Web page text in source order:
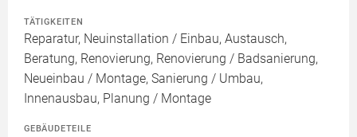
TÄTIGKEITEN
Reparatur, Neuinstallation / Einbau, Austausch,
Beratung, Renovierung, Renovierung / Badsanierung,
Neueinbau / Montage, Sanierung / Umbau,
Innenausbau, Planung / Montage
GEBÄUDETEILE